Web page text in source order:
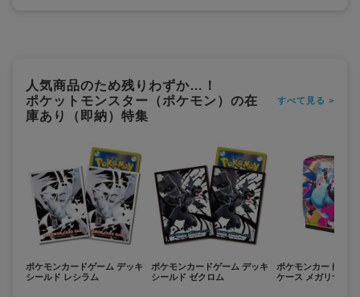
人気商品のため残りわずか…！
ポケットモンスター（ポケモン）の在
庫あり（即納）特集
すべて見る >
ポケモンカードゲーム デッキ
シールド レシラム
ポケモンカードゲーム デッキ
シールド ゼクロム
ポケモンカードゲー
ケース メガリザード